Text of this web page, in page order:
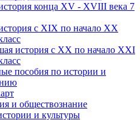
конца XV - XVIII века 7
с XIX по начало XX
история с XX по начало XXI
пособия по истории и
и обществознание
и культуры